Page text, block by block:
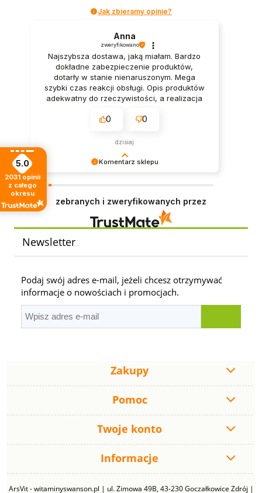
Jak zbieramy opinie?
Komentarz sklepu
Dziękujemy za tak pozytywną opinię - to czysta
Doceniamy czas i wysiłek włożony w podzielenie
się z nami Twoimi doświadczeniami. Do
Anna
zweryfikowano
Najszybsza dostawa, jaką miałam. Bardzo
dokładne zabezpieczenie produktów,
dotarły w stanie nienaruszonym. Mega
szybki czas reakcji obsługi. Opis produktów
adekwatny do rzeczywistości, a realizacja
0 0
dzisiaj
zebranych i zweryfikowanych przez
Newsletter
Podaj swój adres e-mail, jeżeli chcesz otrzymywać
informacje o nowościach i promocjach.
Zakupy
Pomoc
Twoje konto
Informacje
ArsVit - witaminyswanson.pl | ul. Zimowa 49B, 43-230 Goczałkowice Zdrój |
5.0
2031 opinii
z całego
okresu